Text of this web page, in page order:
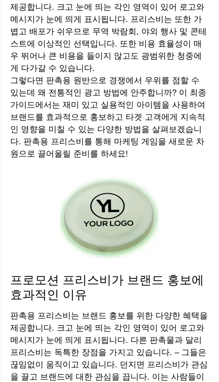
제공합니다. 크고 눈에 띄는 각인 영역이 있어 로고와
메시지가 눈에 띄게 표시됩니다. 프리스비는 또한 가
볍고 배포가 쉬우므로 무역 박람회, 야외 행사 및 콘테
스트에 이상적인 선택입니다. 또한 비용 효율성이 매
우 뛰어나 큰 비용을 들이지 않고도 광범위한 청중에
게 다가갈 수 있습니다.
그렇다면 판촉용 원반으로 경쟁에서 우위를 점할 수
있는데 왜 전통적인 광고 방법에 안주합니까? 이 최종
가이드에서는 재미 있고 실용적인 아이템을 사용하여
브랜드를 효과적으로 홍보하고 타겟 고객에게 지속적
인 영향을 미칠 수 있는 다양한 방법을 살펴보겠습니
다. 판촉용 프리스비를 통해 마케팅 게임을 새로운 차
원으로 끌어올릴 준비를 하세요!
프로모션 프리스비가 브랜드 홍보에
효과적인 이유
판촉용 프리스비는 브랜드 홍보를 위한 다양한 혜택을
제공합니다. 크고 눈에 띄는 각인 영역이 있어 로고와
메시지가 눈에 띄게 표시됩니다. 다른 판촉물과 달리
프리스비는 독특한 장점을 가지고 있습니다. – 그들은
끊임없이 움직이고 있습니다. 던지면 프리스비가 관심
을 끌고 브랜드에 대한 관심을 끕니다. 이는 사람들이